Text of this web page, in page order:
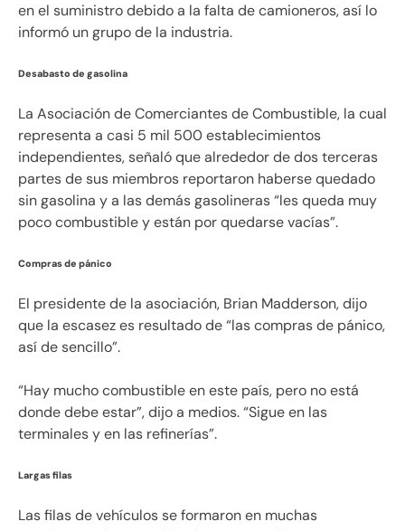
en el suministro debido a la falta de camioneros, así lo
informó un grupo de la industria.
Desabasto de gasolina
La Asociación de Comerciantes de Combustible, la cual
representa a casi 5 mil 500 establecimientos
independientes, señaló que alrededor de dos terceras
partes de sus miembros reportaron haberse quedado
sin gasolina y a las demás gasolineras “les queda muy
poco combustible y están por quedarse vacías”.
Compras de pánico
El presidente de la asociación, Brian Madderson, dijo
que la escasez es resultado de “las compras de pánico,
así de sencillo”.
“Hay mucho combustible en este país, pero no está
donde debe estar”, dijo a medios. “Sigue en las
terminales y en las refinerías”.
Largas filas
Las filas de vehículos se formaron en muchas